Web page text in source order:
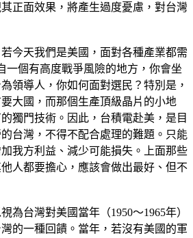
正面效果，將產生過度憂慮，對台灣
今天我們是美國，面對各種產業都需
一個有高度戰爭風險的地方，你會坐
領導人，你如何面對選民？特別是，
大國，而那個生產頂級晶片的小地
獨門技術。因此，台積電赴美，是目
台灣，不得不配合處理的難題。只能
我方利益、減少可能損失。上面那些
人都要擔心，應該會做出最好、但不
為台灣對美國當年（1950～1965年）
的一種回饋。當年，若沒有美國的軍